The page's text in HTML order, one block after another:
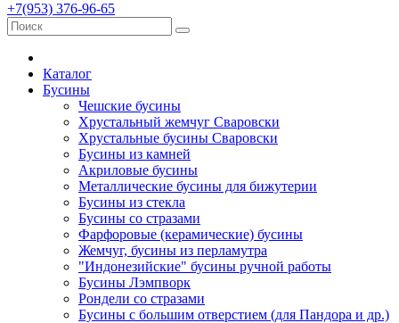
+7(953) 376-96-65
Каталог
Бусины
Чешские бусины
Хрустальный жемчуг Сваровски
Хрустальные бусины Сваровски
Бусины из камней
Акриловые бусины
Металлические бусины для бижутерии
Бусины из стекла
Бусины со стразами
Фарфоровые (керамические) бусины
Жемчуг, бусины из перламутра
"Индонезийские" бусины ручной работы
Бусины Лэмпворк
Рондели со стразами
Бусины с большим отверстием (для Пандора и др.)